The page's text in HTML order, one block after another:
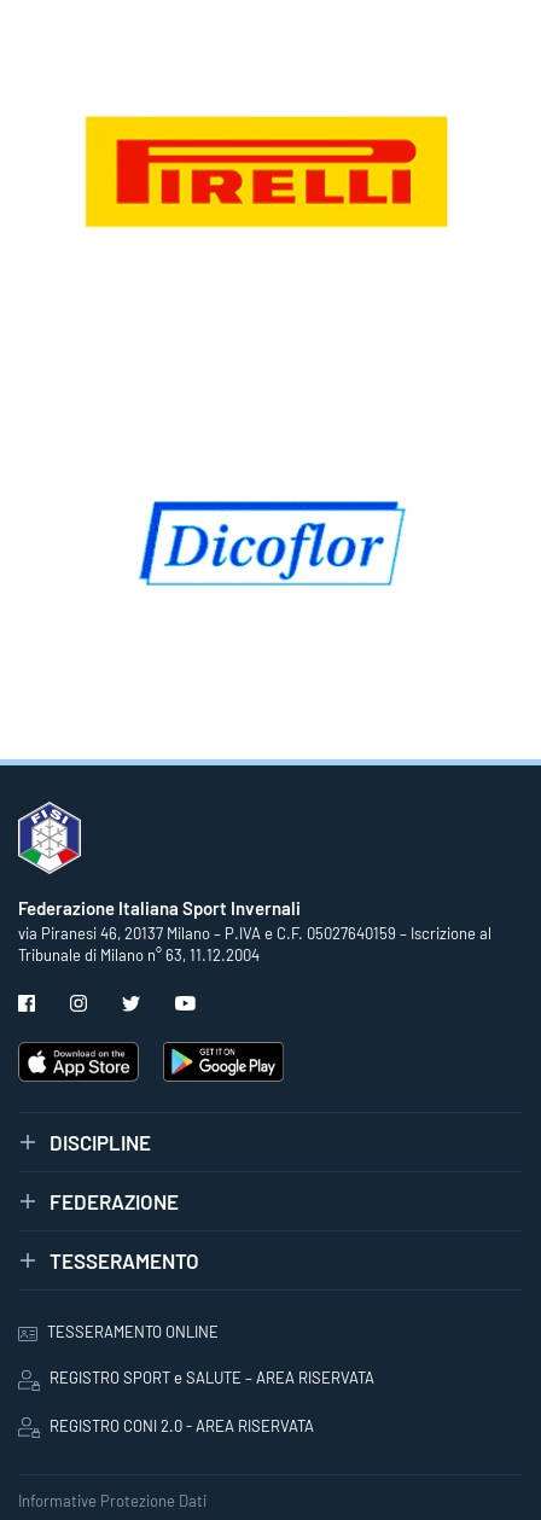
Federazione Italiana Sport Invernali
via Piranesi 46, 20137 Milano – P.IVA e C.F. 05027640159 – Iscrizione al
Tribunale di Milano n° 63, 11.12.2004
DISCIPLINE
FEDERAZIONE
TESSERAMENTO
TESSERAMENTO ONLINE
REGISTRO SPORT e SALUTE – AREA RISERVATA
REGISTRO CONI 2.0 - AREA RISERVATA
Informative Protezione Dati